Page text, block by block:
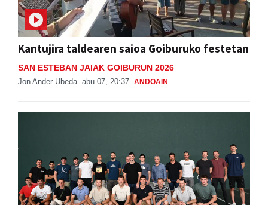
Kantujira taldearen saioa Goiburuko festetan
SAN ESTEBAN JAIAK GOIBURUN 2026
Jon Ander Ubeda abu 07, 20:37 ANDOAIN